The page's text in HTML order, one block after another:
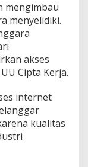
mengimbau
menyelidiki.
akses
Cipta Kerja.
internet
kualitas